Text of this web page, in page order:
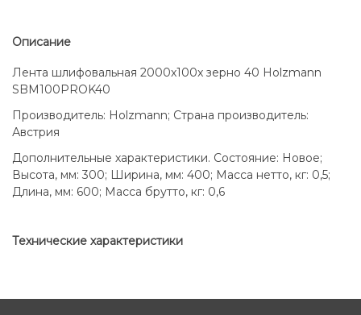
Описание
Лента шлифовальная 2000x100x зерно 40 Holzmann
SBM100PROK40
Производитель: Holzmann; Страна производитель:
Австрия
Дополнительные характеристики. Состояние: Новое;
Высота, мм: 300; Ширина, мм: 400; Масса нетто, кг: 0,5;
Длина, мм: 600; Масса брутто, кг: 0,6
Технические характеристики